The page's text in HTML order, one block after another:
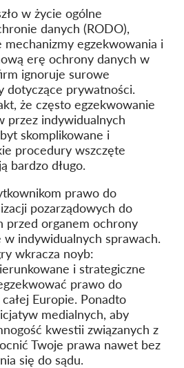
Zespół
roczne
roszczeń
Dla mediów
w życie ogólne
danych (RODO),
mechanizmy egzekwowania i
erę ochrony danych w
ignoruje surowe
dotyczące prywatności.
że często egzekwowanie
przez indywidualnych
skomplikowane i
procedury wszczęte
bardzo długo.
prawo do
pozarządowych do
przed organem ochrony
w indywidualnych sprawach.
wkracza noyb:
i strategiczne
prawo do
Europie. Ponadto
medialnych, aby
kwestii związanych z
Twoje prawa nawet bez
się do sądu.